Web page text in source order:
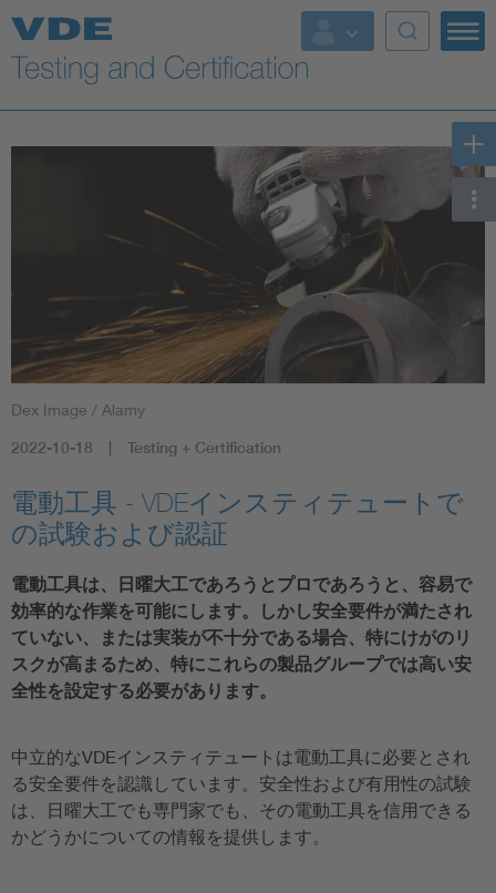
Key Topics
Dex Image / Alamy
2022-10-18 Testing + Certification
電動工具 - VDEインスティテュートで
の試験および認証
電動工具は、日曜大工であろうとプロであろうと、容易で
効率的な作業を可能にします。しかし安全要件が満たされ
ていない、または実装が不十分である場合、特にけがのリ
スクが高まるため、特にこれらの製品グループでは高い安
全性を設定する必要があります。
中立的なVDEインスティテュートは電動工具に必要とされ
る安全要件を認識しています。安全性および有用性の試験
は、日曜大工でも専門家でも、その電動工具を信用できる
かどうかについての情報を提供します。